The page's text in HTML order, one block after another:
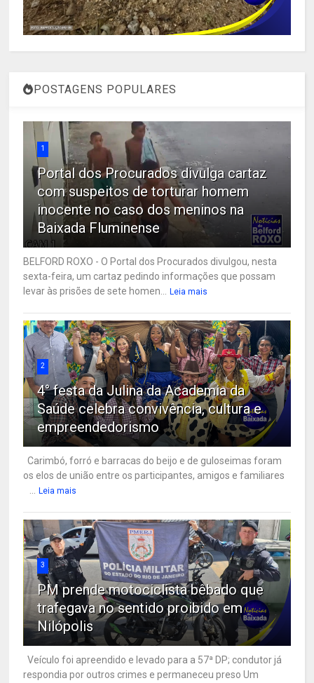
POSTAGENS POPULARES
1
Portal dos Procurados divulga cartaz
com suspeitos de torturar homem
inocente no caso dos meninos na
Baixada Fluminense
BELFORD ROXO - O Portal dos Procurados divulgou, nesta
sexta-feira, um cartaz pedindo informações que possam
levar às prisões de sete homen... Leia mais
2
4° festa da Julina da Academia da
Saúde celebra convivência, cultura e
empreendedorismo
Carimbó, forró e barracas do beijo e de guloseimas foram
os elos de união entre os participantes, amigos e familiares
... Leia mais
3
PM prende motociclista bêbado que
trafegava no sentido proibido em
Nilópolis
Veículo foi apreendido e levado para a 57ª DP; condutor já
respondia por outros crimes e permaneceu preso Um